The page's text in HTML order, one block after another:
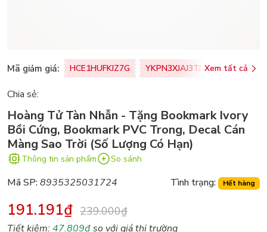
Mã giảm giá: HCE1HUFKIZ7G YKPN3XJAJ3TJ Xem tất cả
Chia sẻ:
Hoàng Tử Tàn Nhẫn - Tặng Bookmark Ivory
Bồi Cứng, Bookmark PVC Trong, Decal Cán
Màng Sao Trời (Số Lượng Có Hạn)
Thông tin sản phẩm So sánh
Mã SP:8935325031724 Tình trạng: Hết hàng
191.191₫ 239.000₫
Tiết kiệm:47.809₫so với giá thị trường